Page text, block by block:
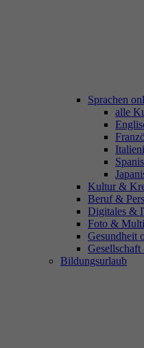
Sprachen
alle
Kultur &
Beruf &
Digitales &
Foto &
Gesundheit
Bildungsurlaub